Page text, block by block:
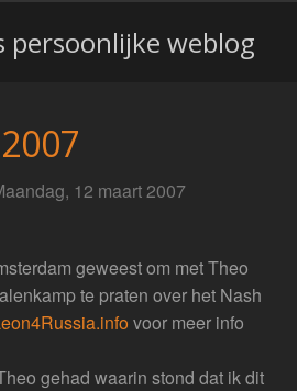
persoonlijke weblog
12 maart 2007
geweest om met Theo
te praten over het Nash
voor meer info
gehad waarin stond dat ik dit